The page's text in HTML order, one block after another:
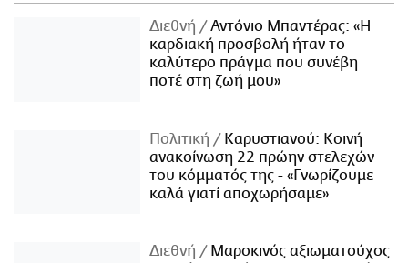
Διεθνή
Αντόνιο Μπαντέρας: «Η
καρδιακή προσβολή ήταν το
καλύτερο πράγμα που συνέβη
ποτέ στη ζωή μου»
Πολιτική
Καρυστιανού: Κοινή
ανακοίνωση 22 πρώην στελεχών
του κόμματός της - «Γνωρίζουμε
καλά γιατί αποχωρήσαμε»
Διεθνή
Μαροκινός αξιωματούχος